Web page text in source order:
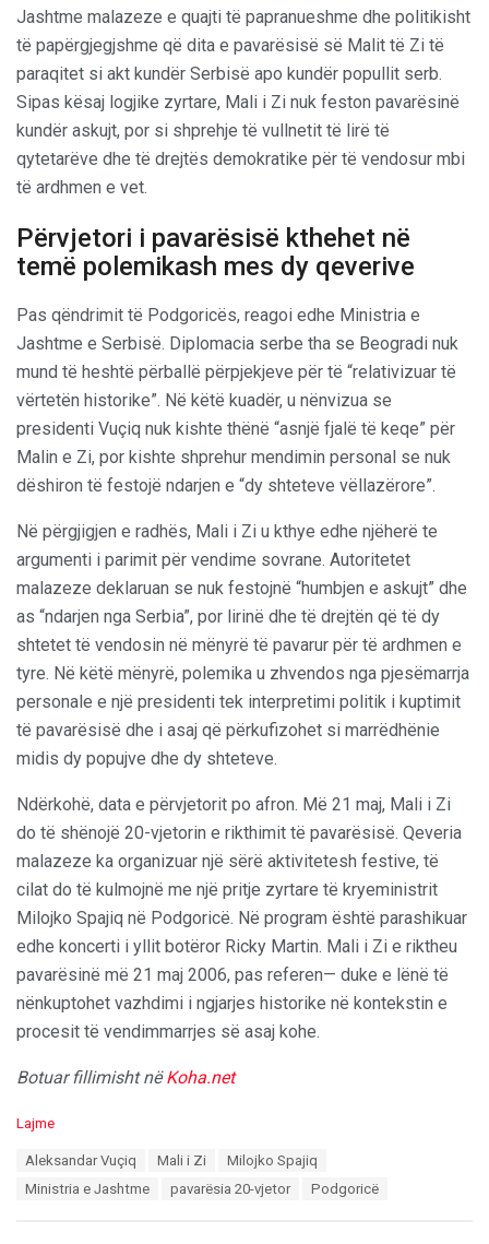
Jashtme malazeze e quajti të papranueshme dhe politikisht
të papërgjegjshme që dita e pavarësisë së Malit të Zi të
paraqitet si akt kundër Serbisë apo kundër popullit serb.
Sipas kësaj logjike zyrtare, Mali i Zi nuk feston pavarësinë
kundër askujt, por si shprehje të vullnetit të lirë të
qytetarëve dhe të drejtës demokratike për të vendosur mbi
të ardhmen e vet.
Përvjetori i pavarësisë kthehet në
temë polemikash mes dy qeverive
Pas qëndrimit të Podgoricës, reagoi edhe Ministria e
Jashtme e Serbisë. Diplomacia serbe tha se Beogradi nuk
mund të heshtë përballë përpjekjeve për të “relativizuar të
vërtetën historike”. Në këtë kuadër, u nënvizua se
presidenti Vuçiq nuk kishte thënë “asnjë fjalë të keqe” për
Malin e Zi, por kishte shprehur mendimin personal se nuk
dëshiron të festojë ndarjen e “dy shteteve vëllazërore”.
Në përgjigjen e radhës, Mali i Zi u kthye edhe njëherë te
argumenti i parimit për vendime sovrane. Autoritetet
malazeze deklaruan se nuk festojnë “humbjen e askujt” dhe
as “ndarjen nga Serbia”, por lirinë dhe të drejtën që të dy
shtetet të vendosin në mënyrë të pavarur për të ardhmen e
tyre. Në këtë mënyrë, polemika u zhvendos nga pjesëmarrja
personale e një presidenti tek interpretimi politik i kuptimit
të pavarësisë dhe i asaj që përkufizohet si marrëdhënie
midis dy popujve dhe dy shteteve.
Ndërkohë, data e përvjetorit po afron. Më 21 maj, Mali i Zi
do të shënojë 20-vjetorin e rikthimit të pavarësisë. Qeveria
malazeze ka organizuar një sërë aktivitetesh festive, të
cilat do të kulmojnë me një pritje zyrtare të kryeministrit
Milojko Spajiq në Podgoricë. Në program është parashikuar
edhe koncerti i yllit botëror Ricky Martin. Mali i Zi e riktheu
pavarësinë më 21 maj 2006, pas referen— duke e lënë të
nënkuptohet vazhdimi i ngjarjes historike në kontekstin e
procesit të vendimmarrjes së asaj kohe.
Botuar fillimisht nëKoha.net
C
Lajme
Aleksandar Vuçiq Mali i Zi
Milojko Spajiq
Ministria e Jashtme
pavarësia 20-vjetor Podgoricë